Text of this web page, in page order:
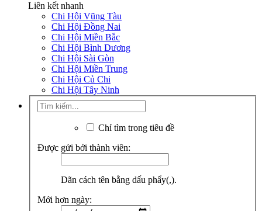
Liên kết nhanh
Chi Hội Vũng Tàu
Chi Hội Đồng Nai
Chi Hội Miền Bắc
Chi Hội Bình Dương
Chi Hội Sài Gòn
Chi Hội Miền Trung
Chi Hội Củ Chi
Chi Hội Tây Ninh
Chỉ tìm trong tiêu đề
Được gửi bởi thành viên:
Dãn cách tên bằng dấu phẩy(,).
Mới hơn ngày: